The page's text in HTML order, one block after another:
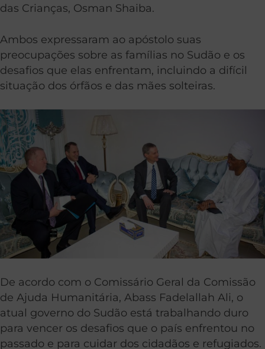
das Crianças, Osman Shaiba.
Ambos expressaram ao apóstolo suas
preocupações sobre as famílias no Sudão e os
desafios que elas enfrentam, incluindo a difícil
situação dos órfãos e das mães solteiras.
De acordo com o Comissário Geral da Comissão
de Ajuda Humanitária, Abass Fadelallah Ali, o
atual governo do Sudão está trabalhando duro
para vencer os desafios que o país enfrentou no
passado e para cuidar dos cidadãos e refugiados.